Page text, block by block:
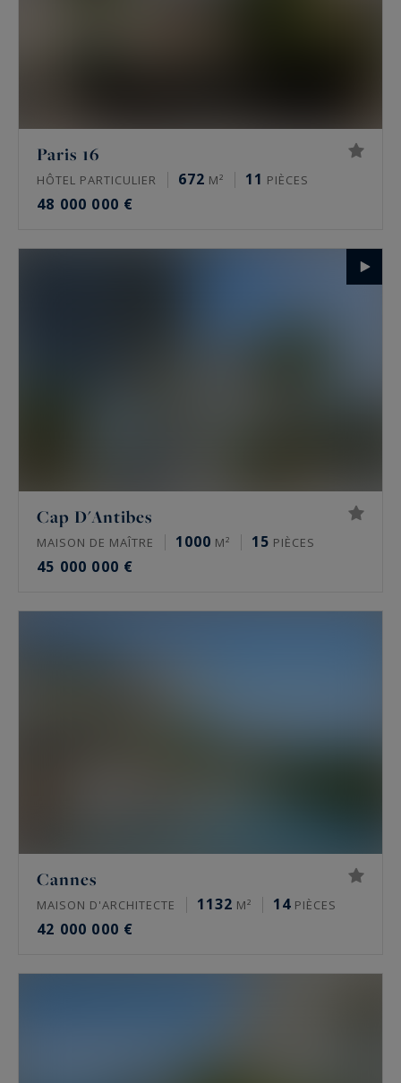
Paris 16
HÔTEL PARTICULIER 672 M² 11 PIÈCES
48 000 000 €
Cap D'Antibes
MAISON DE MAÎTRE 1000 M² 15 PIÈCES
45 000 000 €
Cannes
MAISON D'ARCHITECTE 1132 M² 14 PIÈCES
42 000 000 €